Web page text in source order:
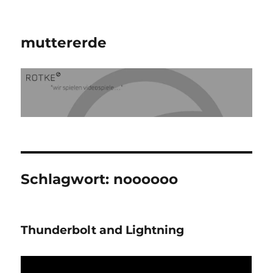
muttererde
Schlagwort: noooooo
Thunderbolt and Lightning